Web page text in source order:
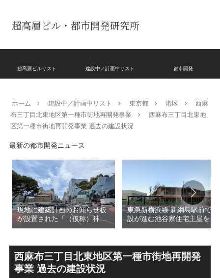
超高層ビル・都市開発研究所
超高層ビルリスト 建設中／計画中リスト 都市開発
ホーム 建設中／計画中リスト 東京都 港区
西麻
布三丁目北東地区第一種市街地再開発事業
西麻布三丁目北東地
区第一種市街地再開発事業 過去の建設状況
最新の都市開発ニュース
現地に建築計画のお知らせ板
が設置された「（仮称）神宮
前六丁目八角館建替計
SANAA設計で神宮前交差点に
新たな商業施設誕生へ！！
東急新横浜線 新綱島駅前で建
設が進む池谷家住宅主屋を活
用した「新綱島MICCA」！！
による新たな駅前拠点が2026
年秋誕生へ！！
西麻布三丁目北東地区第一種市街地再開発
事業 過去の建設状況